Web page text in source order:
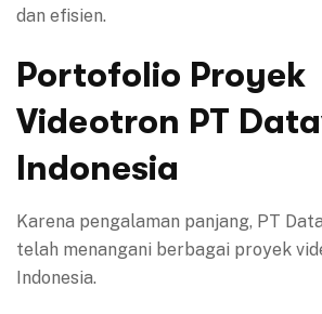
dan efisien.
Portofolio Proyek
Videotron PT
Indonesia
Karena pengalaman panjang, PT
telah menangani berbagai proyek
Indonesia.